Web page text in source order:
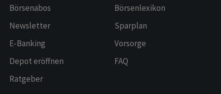
Börsenabos
Newsletter
E-Banking
Depot eröffnen
Ratgeber
Börsenlexikon
Sparplan
Vorsorge
FAQ